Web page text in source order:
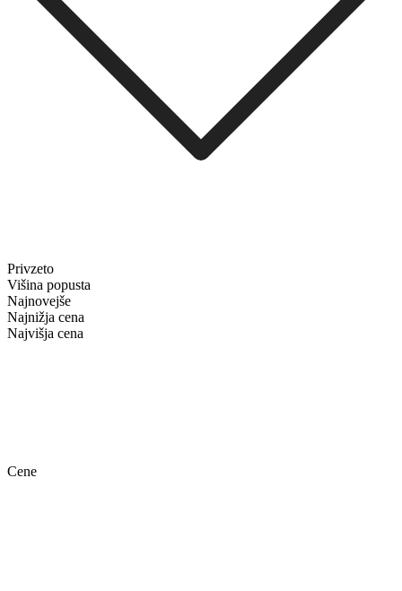
Privzeto
Višina popusta
Najnovejše
Najnižja cena
Najvišja cena
Cene